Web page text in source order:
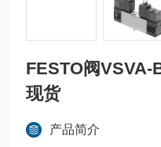
FESTO阀VSVA-
现货
产品简介